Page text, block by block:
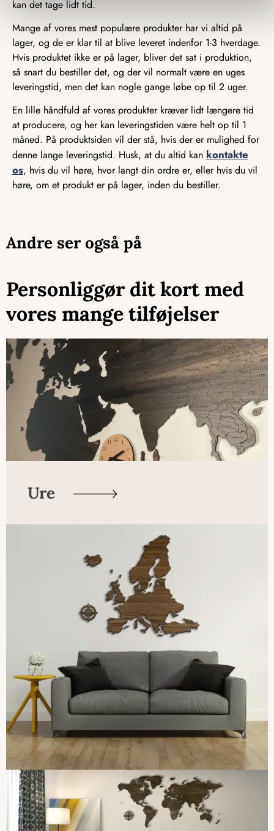
kan det tage lidt tid.
Mange af vores mest populære produkter har vi altid på
lager, og de er klar til at blive leveret indenfor 1-3 hverdage.
Hvis produktet ikke er på lager, bliver det sat i produktion,
så snart du bestiller det, og der vil normalt være en uges
leveringstid, men det kan nogle gange løbe op til 2 uger.
En lille håndfuld af vores produkter kræver lidt længere tid
at producere, og her kan leveringstiden være helt op til 1
måned. På produktsiden vil der stå, hvis der er mulighed for
denne lange leveringstid. Husk, at du altid kan kontakte
os, hvis du vil høre, hvor langt din ordre er, eller hvis du vil
høre, om et produkt er på lager, inden du bestiller.
Andre ser også på
Personliggør dit kort med
vores mange tilføjelser
Ure